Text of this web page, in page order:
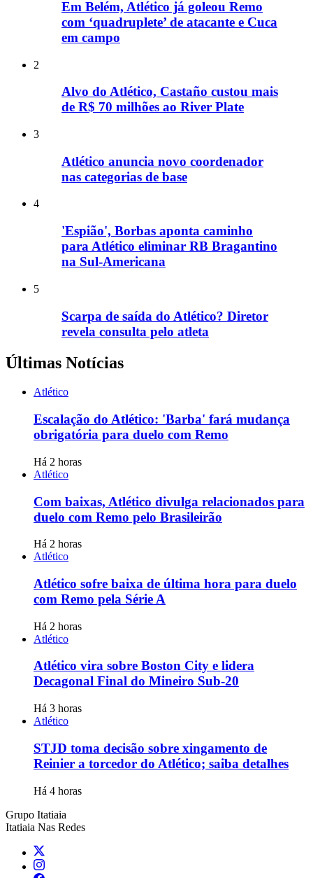
Em Belém, Atlético já goleou Remo
com ‘quadruplete’ de atacante e Cuca
em campo
2
Alvo do Atlético, Castaño custou mais
de R$ 70 milhões ao River Plate
3
Atlético anuncia novo coordenador
nas categorias de base
4
'Espião', Borbas aponta caminho
para Atlético eliminar RB Bragantino
na Sul-Americana
5
Scarpa de saída do Atlético? Diretor
revela consulta pelo atleta
Últimas Notícias
Atlético
Escalação do Atlético: 'Barba' fará mudança
obrigatória para duelo com Remo
Há 2 horas
Atlético
Com baixas, Atlético divulga relacionados para
duelo com Remo pelo Brasileirão
Há 2 horas
Atlético
Atlético sofre baixa de última hora para duelo
com Remo pela Série A
Há 2 horas
Atlético
Atlético vira sobre Boston City e lidera
Decagonal Final do Mineiro Sub-20
Há 3 horas
Atlético
STJD toma decisão sobre xingamento de
Reinier a torcedor do Atlético; saiba detalhes
Há 4 horas
Grupo Itatiaia
Itatiaia Nas Redes